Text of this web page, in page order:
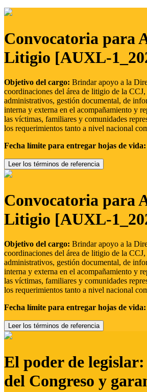
Convocatoria para
Litigio [AUXL-
Objetivo del cargo: Brindar apoyo a la
coordinaciones del área de litigio de la
administrativos, gestión documental, de
interna y externa en el acompañamiento y
las víctimas, familiares y comunidades
los requerimientos tanto a nivel nacional
Fecha límite para entregar hojas de vida:
Leer los términos de referencia
Convocatoria para
Litigio [AUXL-
Objetivo del cargo: Brindar apoyo a la
coordinaciones del área de litigio de la
administrativos, gestión documental, de
interna y externa en el acompañamiento y
las víctimas, familiares y comunidades
los requerimientos tanto a nivel nacional
Fecha límite para entregar hojas de vida:
Leer los términos de referencia
El poder de
del Congreso y